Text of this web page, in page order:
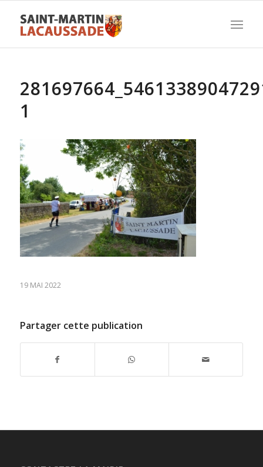
1
19 MAI 2022
Partager cette publication